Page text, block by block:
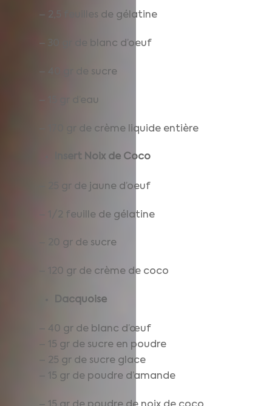
– 2,5 feuilles de gélatine
– 30 gr de blanc d’oeuf
– 40 gr de sucre
– 15 gr d’eau
– 170 gr de crème liquide entière
Insert Noix de Coco
– 25 gr de jaune d’oeuf
– 1/2 feuille de gélatine
– 20 gr de sucre
– 120 gr de crème de coco
Dacquoise
– 40 gr de blanc d’œuf
– 15 gr de sucre en poudre
– 25 gr de sucre glace
– 15 gr de poudre d’amande